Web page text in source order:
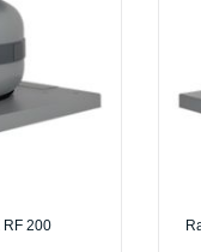
RF 200